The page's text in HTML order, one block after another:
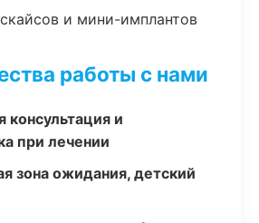
и мини-имплантов
работы с нами
консультация и
при лечении
зона ожидания, детский